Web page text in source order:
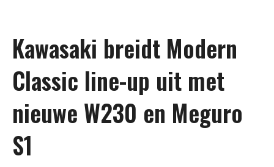
Kawasaki breidt Modern
Classic line-up uit met
nieuwe W230 en Meguro
S1